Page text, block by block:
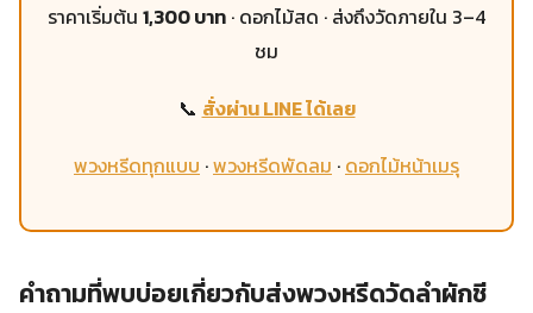
ราคาเริ่มต้น 1,300 บาท · ดอกไม้สด · ส่งถึงวัดภายใน 3–4
ชม
📞 สั่งผ่าน LINE ได้เลย
พวงหรีดทุกแบบ ·พวงหรีดพัดลม · ดอกไม้หน้าเมรุ
คำถามที่พบบ่อยเกี่ยวกับส่งพวงหรีดวัดลำผักชี